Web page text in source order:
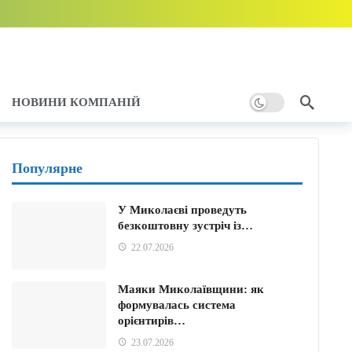
НОВИНИ КОМПАНІЙ
Популярне
У Миколаєві проведуть
безкоштовну зустріч із…
22.07.2026
Маяки Миколаївщини: як
формувалась система
орієнтирів…
23.07.2026